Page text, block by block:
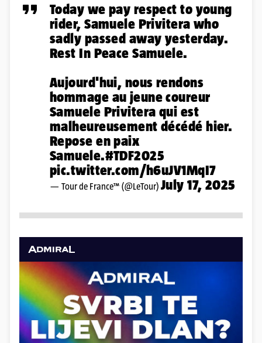
Today we pay respect to young
rider, Samuele Privitera who
sadly passed away yesterday.
Rest In Peace Samuele.
Aujourd'hui, nous rendons
hommage au jeune coureur
Samuele Privitera qui est
malheureusement décédé hier.
Repose en paix
Samuele.#TDF2025
pic.twitter.com/h6uJV1MqI7
— Tour de France™ (@LeTour) July 17, 2025